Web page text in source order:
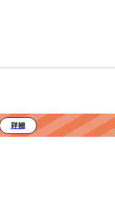
詳細